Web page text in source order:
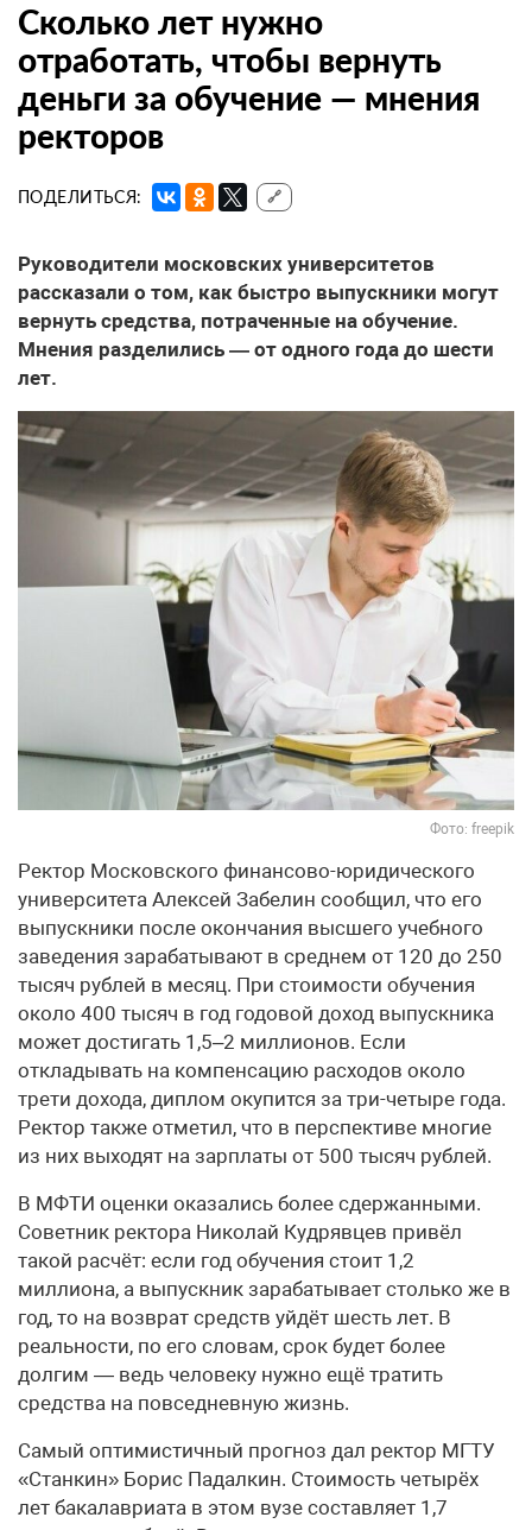
Сколько лет нужно
отработать, чтобы вернуть
деньги за обучение — мнения
ректоров
ПОДЕЛИТЬСЯ: 🔗
Руководители московских университетов
рассказали о том, как быстро выпускники могут
вернуть средства, потраченные на обучение.
Мнения разделились — от одного года до шести
лет.
Фото: freepik
Ректор Московского финансово-юридического
университета Алексей Забелин сообщил, что его
выпускники после окончания высшего учебного
заведения зарабатывают в среднем от 120 до 250
тысяч рублей в месяц. При стоимости обучения
около 400 тысяч в год годовой доход выпускника
может достигать 1,5–2 миллионов. Если
откладывать на компенсацию расходов около
трети дохода, диплом окупится за три-четыре года.
Ректор также отметил, что в перспективе многие
из них выходят на зарплаты от 500 тысяч рублей.
В МФТИ оценки оказались более сдержанными.
Советник ректора Николай Кудрявцев привёл
такой расчёт: если год обучения стоит 1,2
миллиона, а выпускник зарабатывает столько же в
год, то на возврат средств уйдёт шесть лет. В
реальности, по его словам, срок будет более
долгим — ведь человеку нужно ещё тратить
средства на повседневную жизнь.
Самый оптимистичный прогноз дал ректор МГТУ
«Станкин» Борис Падалкин. Стоимость четырёх
лет бакалавриата в этом вузе составляет 1,7